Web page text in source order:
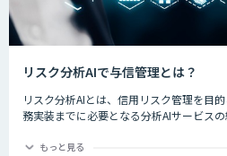
リスク分析AIで与信管理とは？
リスク分析AIとは、信用リスク管理を目
務実装までに必要となる分析AIサービスの
ディープラーニングなど新しいAI技術が
もっと見る